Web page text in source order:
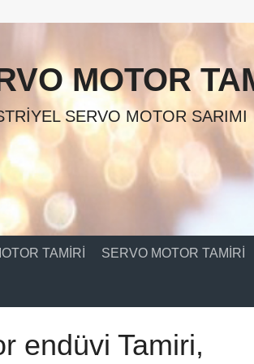
MOTOR
SERVO MOTOR SARIMI
TAMIRI SERVO MOTOR TAMIRI
endüvi Tamiri,